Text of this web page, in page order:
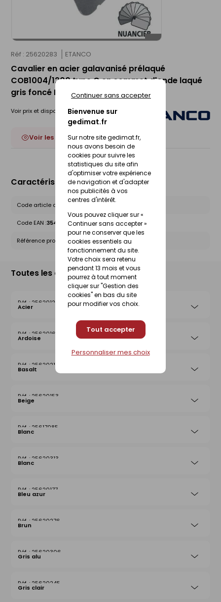
Bienvenue sur
gedimat.fr
Sur notre site gedimat.fr,
nous avons besoin de
cookies pour suivre les
statistiques du site afin
d'optimiser votre expérience
de navigation et d'adapter
nos publicités à vos
centres d'intérêt.
Vous pouvez cliquer sur «
Continuer sans accepter »
pour ne conserver que les
cookies essentiels au
fonctionnement du site.
Votre choix sera retenu
pendant 13 mois et vous
pourrez à tout moment
cliquer sur "Gestion des
cookies" en bas du site
pour modifier vos choix.
Tout accepter
Continuer sans accepter
Personnaliser mes choix
Réf : 25620283 ETANCO
Cavalier en acier galavanisé prélaqué
COB1004/1200 type C en sommet d'onde laqué
gris foncé RAL 9002 - 100 pièces
Voir prix et disponibilité en magasin
Voir les 22 déclinaisons
Caractéristiques du produit
Code article chez le fournisseur :
Code EAN :3546380007477
Référence produit nationale Gedimat : 25620283
Toutes les déclinaisons
25620122
Acier
25620160
Ardoise
25620214
Basalt
25620153
Beige
25617085
Blanc
25620313
Blanc
25620177
Bleu azur
25620276
Brun
25620306
Gris alu
25620245
Gris clair